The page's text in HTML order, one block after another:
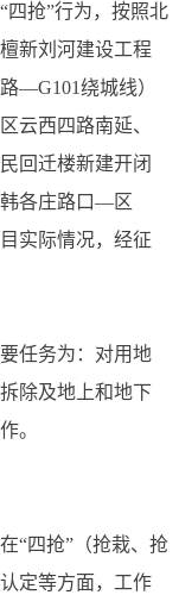
四抢”行为，按照北
新刘河建设工程
—G101绕城线）
云西四路南延、
回迁楼新建开闭
各庄路口—区
实际情况，经征
任务为：对用地
除及地上和地下
。
“四抢”（抢栽、抢
定等方面，工作